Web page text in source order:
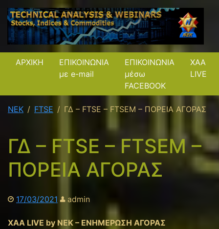
ΑΡΧΙΚΗ
ΕΠΙΚΟΙΝΩΝΙΑ
με e-mail
ΕΠΙΚΟΙΝΩΝΙΑ
μέσω
FACEBOOK
XAA
LIVE
NEK FTSE ΓΔ – FTSE – FTSEM – ΠΟΡΕΙΑ ΑΓΟΡΑΣ
ΓΔ – FTSE – FTSEM –
ΠΟΡΕΙΑ ΑΓΟΡΑΣ
17/03/2021 admin
XAA LIVE by NEK – ΕΝΗΜΕΡΩΣΗ ΑΓΟΡΑΣ